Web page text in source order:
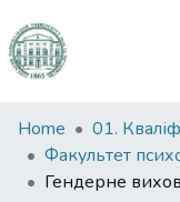
Communities
&
Collections
Home